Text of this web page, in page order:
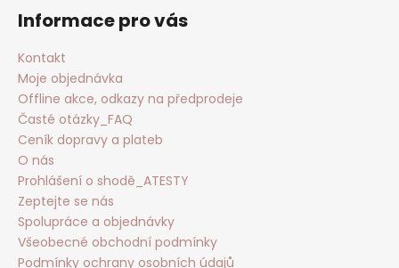
Informace pro vás
Kontakt
Moje objednávka
Offline akce, odkazy na předprodeje
Časté otázky_FAQ
Ceník dopravy a plateb
O nás
Prohlášení o shodě_ATESTY
Zeptejte se nás
Spolupráce a objednávky
Všeobecné obchodní podmínky
Podmínky ochrany osobních údajů